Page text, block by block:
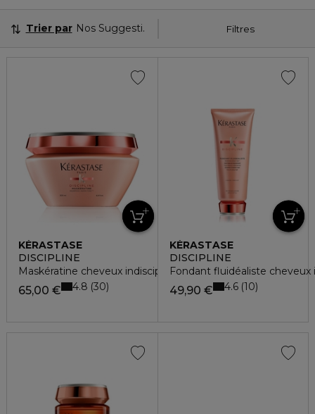
Filtres
Trier par Nos Suggestions
KÉRASTASE
DISCIPLINE
Maskératine cheveux indisciplinés
65,00 € 4.8 30
KÉRASTASE
DISCIPLINE
Fondant fluidéaliste cheveux
49,90 € 4.6 10